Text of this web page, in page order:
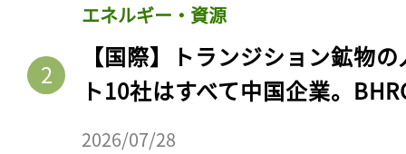
エネルギー・資源
【国際】トランジション鉱物
ト10社はすべて中国企業。
2026/07/28